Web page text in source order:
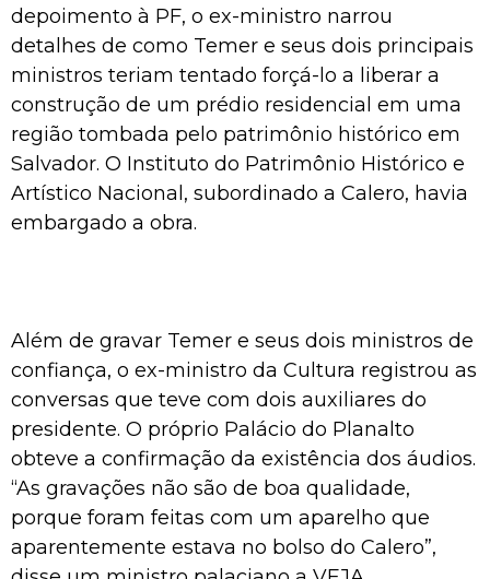
depoimento à PF, o ex-ministro narrou
detalhes de como Temer e seus dois principais
ministros teriam tentado forçá-lo a liberar a
construção de um prédio residencial em uma
região tombada pelo patrimônio histórico em
Salvador. O Instituto do Patrimônio Histórico e
Artístico Nacional, subordinado a Calero, havia
embargado a obra.
Além de gravar Temer e seus dois ministros de
confiança, o ex-ministro da Cultura registrou as
conversas que teve com dois auxiliares do
presidente. O próprio Palácio do Planalto
obteve a confirmação da existência dos áudios.
“As gravações não são de boa qualidade,
porque foram feitas com um aparelho que
aparentemente estava no bolso do Calero”,